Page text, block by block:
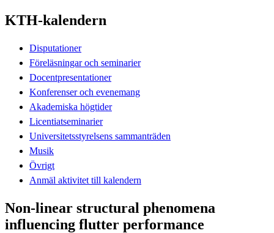
KTH-kalendern
Disputationer
Föreläsningar och seminarier
Docentpresentationer
Konferenser och evenemang
Akademiska högtider
Licentiatseminarier
Universitetsstyrelsens sammanträden
Musik
Övrigt
Anmäl aktivitet till kalendern
Non-linear structural phenomena
influencing flutter performance